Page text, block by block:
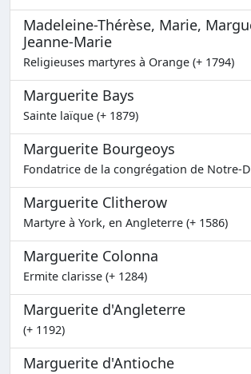
Madeleine-Thérèse, Marie,
Jeanne-Marie
Religieuses martyres à Orange (+ 1794)
Marguerite Bays
Sainte laïque (+ 1879)
Marguerite Bourgeoys
Fondatrice de la congrégation de Notre-
Marguerite Clitherow
Martyre à York, en Angleterre (+ 1586)
Marguerite Colonna
Ermite clarisse (+ 1284)
Marguerite d'Angleterre
(+ 1192)
Marguerite d'Antioche